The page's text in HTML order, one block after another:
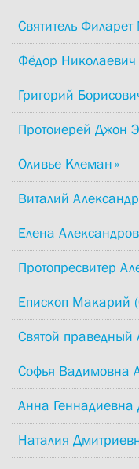
Святитель
Фёдор
Григорий
Протоиерей Джон
Оливье Клеман
Виталий
Елена
Протопресвитер
Епископ Макарий
Святой
Софья Вадимовна
Анна Геннадиевна
Наталия